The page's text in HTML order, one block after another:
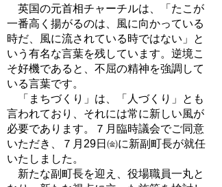
英国の元首相チャーチルは、「たこが
一番高く揚がるのは、風に向かっている
時だ、風に流されている時ではない」と
いう有名な言葉を残しています。逆境こ
そ好機であると、不屈の精神を強調して
いる言葉です。
「まちづくり」は、「人づくり」とも
言われており、それには常に新しい風が
必要であります。７月臨時議会でご同意
いただき、７月29日㈮に新副町長が就任
いたしました。
新たな副町長を迎え、役場職員一丸と